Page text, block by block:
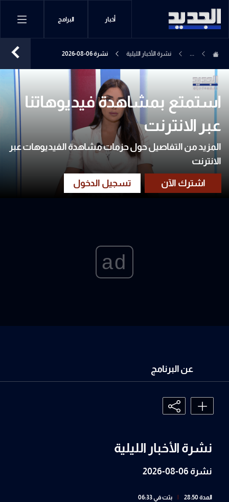
أخبار البرامج
... نشرة الأخبار الليلية نشرة 06-08-2026
استمتع بمشاهدة فيديوهاتنا
عبر الانترنت
المزيد من التفاصيل حول حزمات مشاهدة الفيديوهات عبر
الانترنت
ad
عن البرنامج
نشرة الأخبار الليلية
نشرة 06-08-2026
المدة 28:50 بثت في 06:33